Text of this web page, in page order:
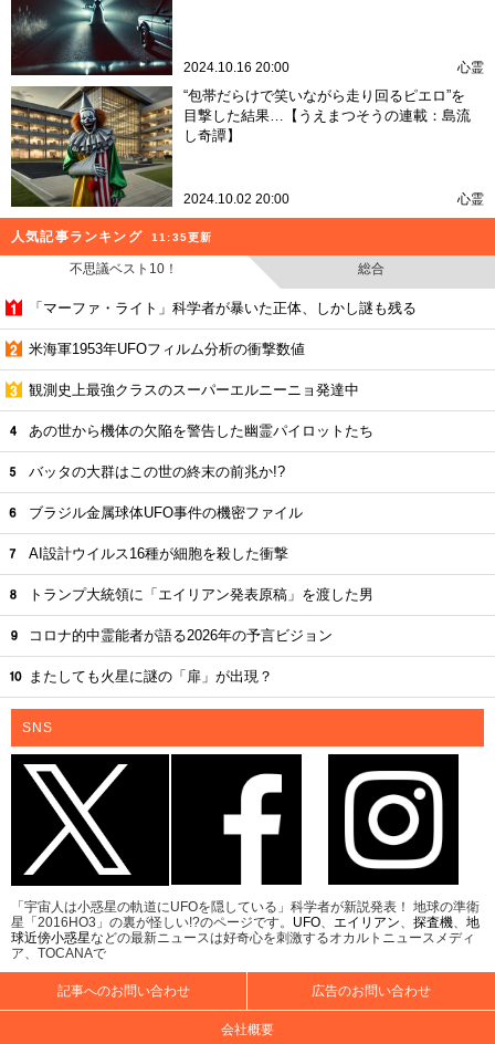
2024.10.16 20:00 心霊
“包帯だらけで笑いながら走り回るピエロ”を
目撃した結果…【うえまつそうの連載：島流
し奇譚】
2024.10.02 20:00 心霊
人気記事ランキング 11:35更新
不思議ベスト10！ 総合
「マーファ・ライト」科学者が暴いた正体、しかし謎も残る
米海軍1953年UFOフィルム分析の衝撃数値
観測史上最強クラスのスーパーエルニーニョ発達中
あの世から機体の欠陥を警告した幽霊パイロットたち
バッタの大群はこの世の終末の前兆か!?
ブラジル金属球体UFO事件の機密ファイル
AI設計ウイルス16種が細胞を殺した衝撃
トランプ大統領に「エイリアン発表原稿」を渡した男
コロナ的中霊能者が語る2026年の予言ビジョン
またしても火星に謎の「扉」が出現？
SNS
「宇宙人は小惑星の軌道にUFOを隠している」科学者が新説発表！ 地球の準衛
星「2016HO3」の裏が怪しい!?のページです。 UFO エイリアン 探査機
地
球近傍小惑星などの最新ニュースは好奇心を刺激するオカルトニュースメディ
ア、TOCANAで
記事へのお問い合わせ 広告のお問い合わせ
会社概要